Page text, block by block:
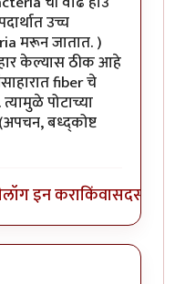
उच्च
मरून जातात. )
केल्यास ठीक आहे
fiber चे
पोटाच्या
बध्द्कोष्ट
लॉग इन कराकिंवासदस्य व्हा